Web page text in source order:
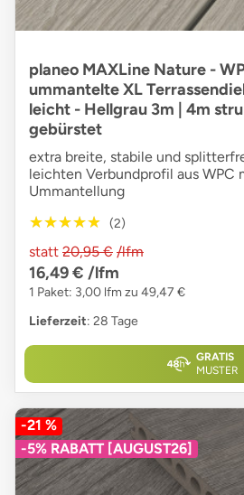
planeo MAXLine Nature -
ummantelte XL
leicht - Hellgrau 3m | 4m
gebürstet
extra breite, stabile und
leichten Verbundprofil aus WPC
Ummantellung
★★★★★
★★★★★ (2)
statt 20,95 € /lfm
16,49 € /lfm
1 Paket: 3,00 lfm zu 49,47 €
Lieferzeit: 28 Tage
GRATIS
MUSTER
-21 %
-5% RABATT [AUGUST26]